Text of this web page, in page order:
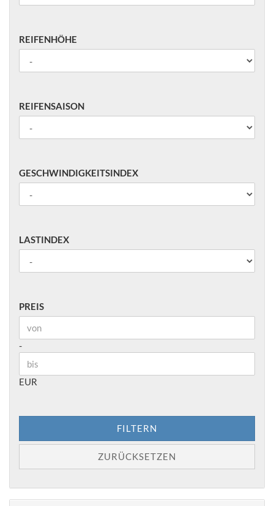
REIFENHÖHE
REIFENHÖHE
REIFENSAISON
REIFENSAISON
GESCHWINDIGKEITSINDEX
GESCHWINDIGKEITSINDEX
LASTINDEX
LASTINDEX
PREIS
PREIS
Preis bis
-
EUR
FILTERN
ZURÜCKSETZEN